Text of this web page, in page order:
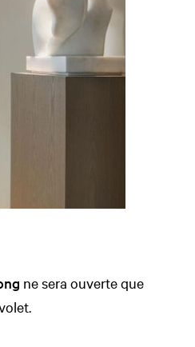
ne sera ouverte que